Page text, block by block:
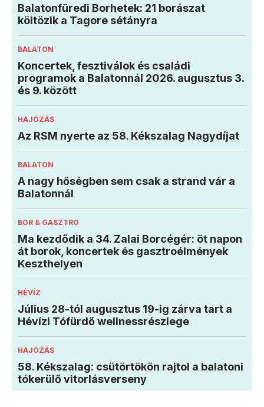
Balatonfüredi Borhetek: 21 borászat
költözik a Tagore sétányra
BALATON
Koncertek, fesztiválok és családi
programok a Balatonnál 2026. augusztus 3.
és 9. között
HAJÓZÁS
Az RSM nyerte az 58. Kékszalag Nagydíjat
BALATON
A nagy hőségben sem csak a strand vár a
Balatonnál
BOR & GASZTRO
Ma kezdődik a 34. Zalai Borcégér: öt napon
át borok, koncertek és gasztroélmények
Keszthelyen
HÉVÍZ
Július 28-tól augusztus 19-ig zárva tart a
Hévízi Tófürdő wellnessrészlege
HAJÓZÁS
58. Kékszalag: csütörtökön rajtol a balatoni
tókerülő vitorlásverseny